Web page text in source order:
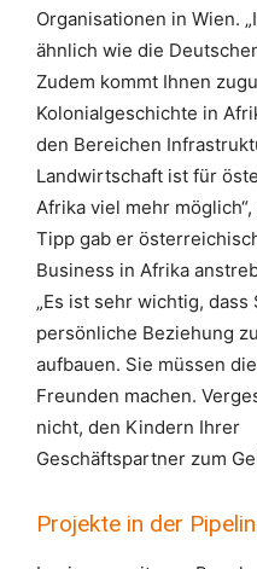
Organisationen in Wien.
ähnlich wie die
Zudem kommt Ihnen
Kolonialgeschichte in
den Bereichen
Landwirtschaft ist für
Afrika viel mehr
Tipp gab er
Business in Afrika
„Es ist sehr wichtig,
persönliche Beziehung
aufbauen. Sie müssen
Freunden machen.
nicht, den Kindern Ihrer
Geschäftspartner zum
Projekte in der